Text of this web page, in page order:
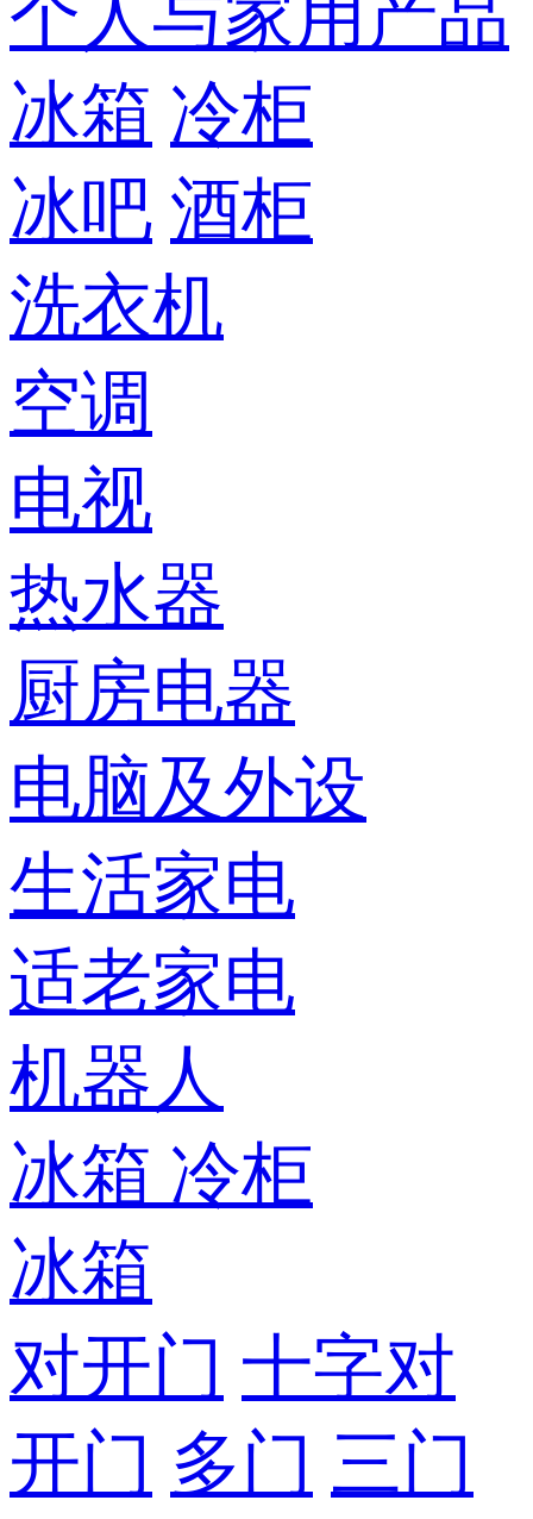
个人与家用产品
冰箱 冷柜
冰吧 酒柜
洗衣机
空调
电视
热水器
厨房电器
电脑及外设
生活家电
适老家电
机器人
冰箱 冷柜
冰箱
对开门 十字对
开门 多门 三门